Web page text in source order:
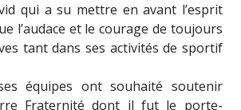
qui a su mettre en avant l’esprit
l’audace et le courage de toujours
tant dans ses activités de sportif
équipes ont souhaité soutenir
Fraternité dont il fut le porte-